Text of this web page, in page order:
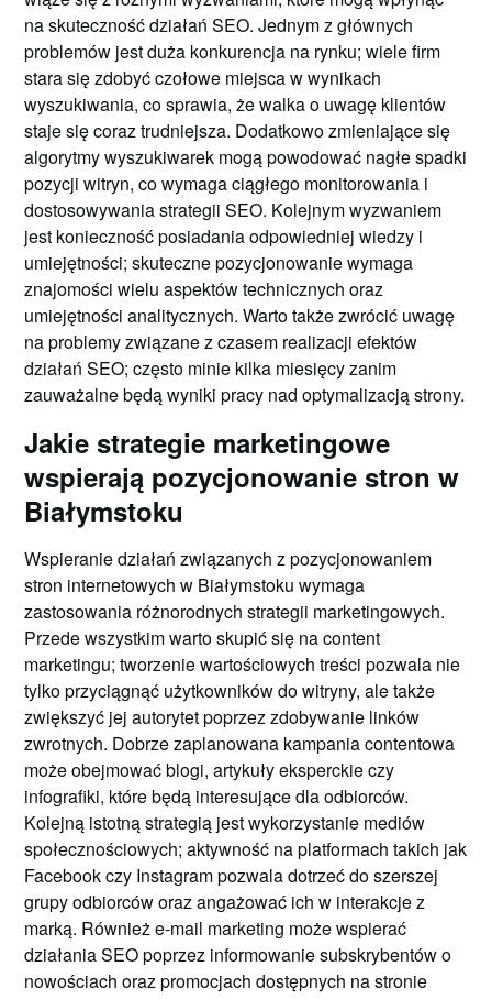
na skuteczność działań SEO. Jednym z głównych
problemów jest duża konkurencja na rynku; wiele firm
stara się zdobyć czołowe miejsca w wynikach
wyszukiwania, co sprawia, że walka o uwagę klientów
staje się coraz trudniejsza. Dodatkowo zmieniające się
algorytmy wyszukiwarek mogą powodować nagłe spadki
pozycji witryn, co wymaga ciągłego monitorowania i
dostosowywania strategii SEO. Kolejnym wyzwaniem
jest konieczność posiadania odpowiedniej wiedzy i
umiejętności; skuteczne pozycjonowanie wymaga
znajomości wielu aspektów technicznych oraz
umiejętności analitycznych. Warto także zwrócić uwagę
na problemy związane z czasem realizacji efektów
działań SEO; często minie kilka miesięcy zanim
zauważalne będą wyniki pracy nad optymalizacją strony.
Jakie strategie marketingowe
wspierają pozycjonowanie stron w
Białymstoku
Wspieranie działań związanych z pozycjonowaniem
stron internetowych w Białymstoku wymaga
zastosowania różnorodnych strategii marketingowych.
Przede wszystkim warto skupić się na content
marketingu; tworzenie wartościowych treści pozwala nie
tylko przyciągnąć użytkowników do witryny, ale także
zwiększyć jej autorytet poprzez zdobywanie linków
zwrotnych. Dobrze zaplanowana kampania contentowa
może obejmować blogi, artykuły eksperckie czy
infografiki, które będą interesujące dla odbiorców.
Kolejną istotną strategią jest wykorzystanie mediów
społecznościowych; aktywność na platformach takich jak
Facebook czy Instagram pozwala dotrzeć do szerszej
grupy odbiorców oraz angażować ich w interakcje z
marką. Również e-mail marketing może wspierać
działania SEO poprzez informowanie subskrybentów o
nowościach oraz promocjach dostępnych na stronie